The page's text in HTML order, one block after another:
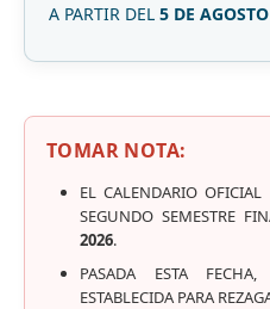
A PARTIR DEL 5 DE
TOMAR NOTA:
EL CALENDARIO
SEGUNDO SEMESTRE
2026.
PASADA ESTA
ESTABLECIDA PARA